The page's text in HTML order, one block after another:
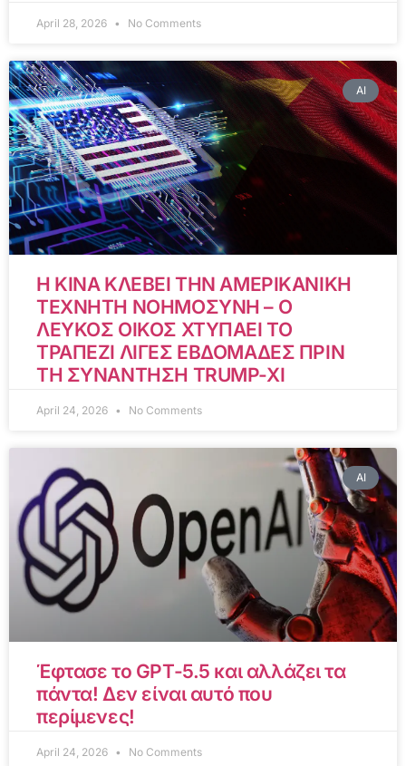
April 28, 2026 No Comments
AI
Η ΚΙΝΑ ΚΛΕΒΕΙ ΤΗΝ ΑΜΕΡΙΚΑΝΙΚΗ
ΤΕΧΝΗΤΗ ΝΟΗΜΟΣΥΝΗ – Ο
ΛΕΥΚΟΣ ΟΙΚΟΣ ΧΤΥΠΑΕΙ ΤΟ
ΤΡΑΠΕΖΙ ΛΙΓΕΣ ΕΒΔΟΜΑΔΕΣ ΠΡΙΝ
ΤΗ ΣΥΝΑΝΤΗΣΗ TRUMP-XI
April 24, 2026 No Comments
AI
Έφτασε το GPT-5.5 και αλλάζει τα
πάντα! Δεν είναι αυτό που
περίμενες!
April 24, 2026 No Comments